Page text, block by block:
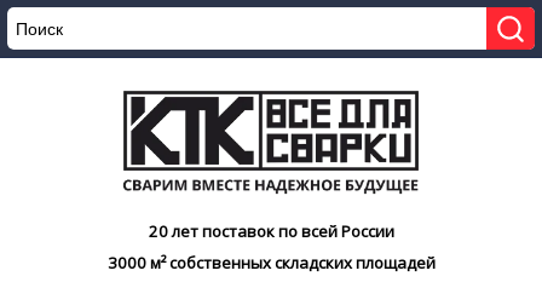
20 лет поставок по всей России
3000 м² собственных складских площадей